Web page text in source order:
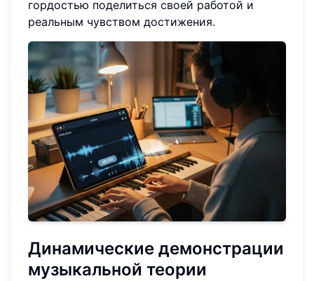
гордостью поделиться своей работой и
реальным чувством достижения.
Динамические демонстрации
музыкальной теории